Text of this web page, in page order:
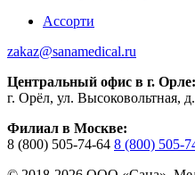
Ассорти
zakaz@sanamedical.ru
Центральный офис в г. Орле:
г. Орёл, ул. Высоковольтная,
Филиал в Москве:
8 (800) 505-74-64 8 (800) 505-